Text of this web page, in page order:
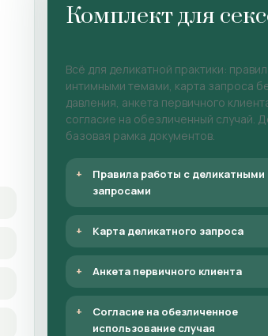
Комплект для
Всё для деликатной практики:
интимными темами, карта запроса
давления, анкета первичного
согласие на обезличенный случай.
базовая рамка документов.
Правила работы с деликатными
запросами
Карта деликатного запроса
Анкета первичного клиента
Согласие на обезличенное
использование случая